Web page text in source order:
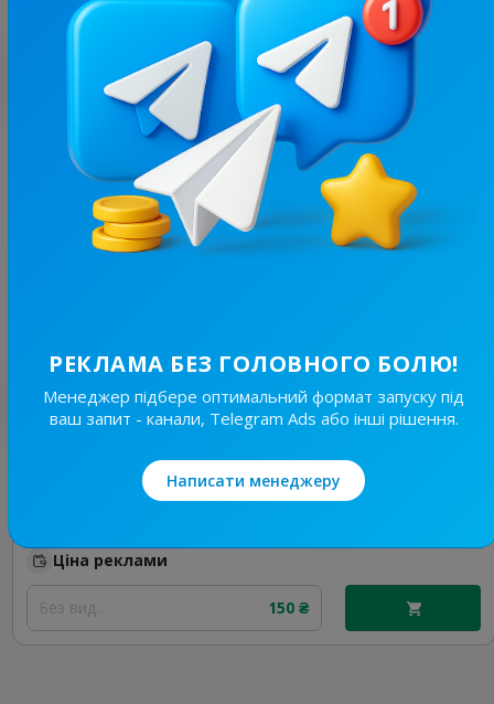
З цим каналом часто купують
452.4K/
117.1K
Левый Берег Киев
Новини/ЗМІ, Регіональні
Ціна реклами
Найкращі за темою
19.8K/
Новини Львівщини та України
Ціна реклами
Без вид.. 150 ₴
РЕКЛАМА БЕЗ ГОЛОВНОГО БОЛЮ!
Менеджер підбере оптимальний формат запуску під
ваш запит - канали, Telegram Ads або інші рішення.
Написати менеджеру